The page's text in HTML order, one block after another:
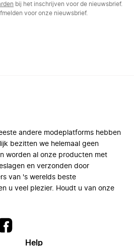
bij het inschrijven voor de nieuwsbrief.
voor onze nieuwsbrief.
andere modeplatforms hebben
bezitten we helemaal geen
worden al onze producten met
en verzonden door
van 's werelds beste
u veel plezier. Houdt u van onze
Help